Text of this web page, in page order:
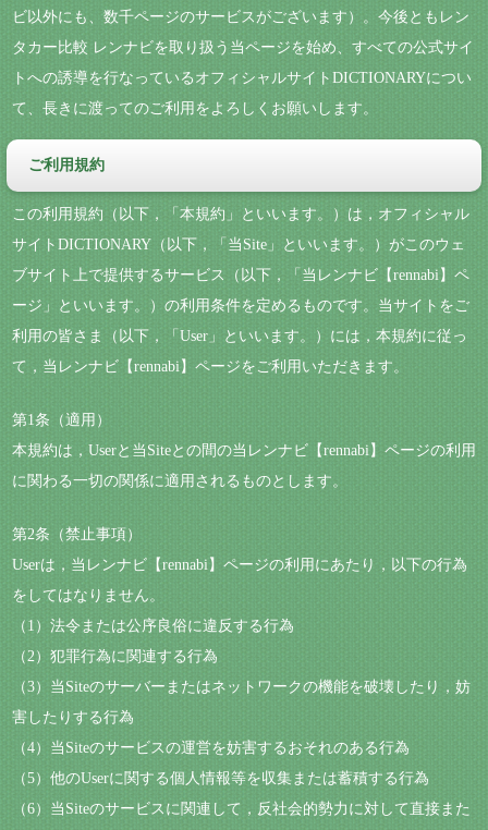
ビ以外にも、数千ページのサービスがございます）。今後ともレン
タカー比較 レンナビを取り扱う当ページを始め、すべての公式サイ
トへの誘導を行なっているオフィシャルサイトDICTIONARYについ
て、長きに渡ってのご利用をよろしくお願いします。
ご利用規約
この利用規約（以下，「本規約」といいます。）は，オフィシャル
サイトDICTIONARY（以下，「当Site」といいます。）がこのウェ
ブサイト上で提供するサービス（以下，「当レンナビ【rennabi】ペ
ージ」といいます。）の利用条件を定めるものです。当サイトをご
利用の皆さま（以下，「User」といいます。）には，本規約に従っ
て，当レンナビ【rennabi】ページをご利用いただきます。
第1条（適用）
本規約は，Userと当Siteとの間の当レンナビ【rennabi】ページの利用
に関わる一切の関係に適用されるものとします。
第2条（禁止事項）
Userは，当レンナビ【rennabi】ページの利用にあたり，以下の行為
をしてはなりません。
（1）法令または公序良俗に違反する行為
（2）犯罪行為に関連する行為
（3）当Siteのサーバーまたはネットワークの機能を破壊したり，妨
害したりする行為
（4）当Siteのサービスの運営を妨害するおそれのある行為
（5）他のUserに関する個人情報等を収集または蓄積する行為
（6）当Siteのサービスに関連して，反社会的勢力に対して直接また